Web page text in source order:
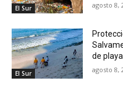
El Sur agosto 8,
El Sur
de
agosto 8,